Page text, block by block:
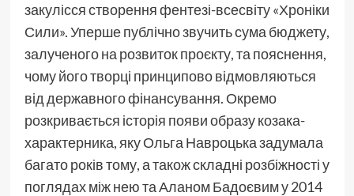
закулісся створення фентезі-всесвіту «Хроніки
Сили». Уперше публічно звучить сума бюджету,
залученого на розвиток проєкту, та пояснення,
чому його творці принципово відмовляються
від державного фінансування. Окремо
розкривається історія появи образу козака-
характерника, яку Ольга Навроцька задумала
багато років тому, а також складні розбіжності у
поглядах між нею та Аланом Бадоєвим у 2014